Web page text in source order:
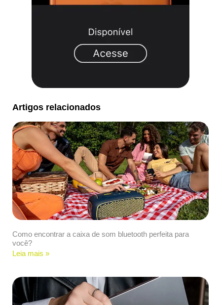
Artigos relacionados
Como encontrar a caixa de som bluetooth perfeita para
você?
Leia mais »